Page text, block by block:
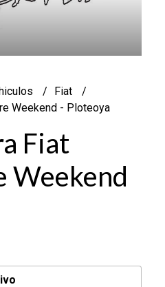
Fiat
Weekend - Ploteoya
Fiat
Weekend